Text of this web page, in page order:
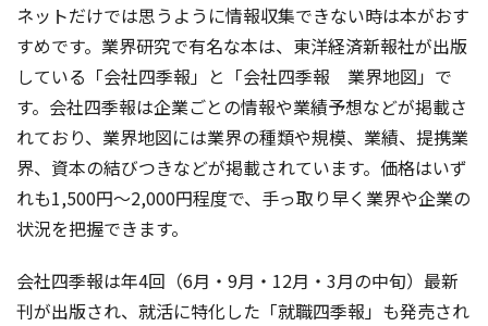
ネットだけでは思うように情報収集できない時は本がおす
すめです。業界研究で有名な本は、東洋経済新報社が出版
している「会社四季報」と「会社四季報 業界地図」で
す。会社四季報は企業ごとの情報や業績予想などが掲載さ
れており、業界地図には業界の種類や規模、業績、提携業
界、資本の結びつきなどが掲載されています。価格はいず
れも1,500円〜2,000円程度で、手っ取り早く業界や企業の
状況を把握できます。
会社四季報は年4回（6月・9月・12月・3月の中旬）最新
刊が出版され、就活に特化した「就職四季報」も発売され